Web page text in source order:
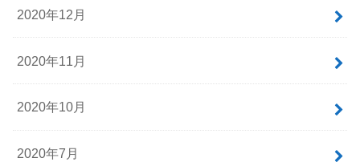
2020年12月
2020年11月
2020年10月
2020年7月